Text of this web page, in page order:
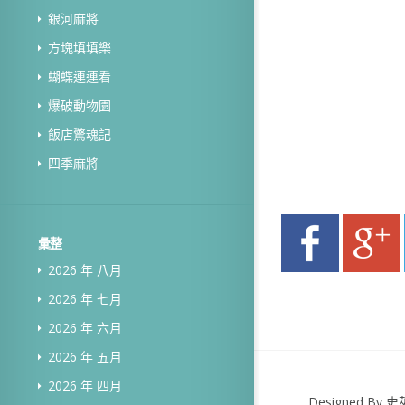
銀河麻將
方塊填填樂
蝴蝶連連看
爆破動物園
飯店驚魂記
四季麻將
彙整
2026 年 八月
2026 年 七月
2026 年 六月
2026 年 五月
2026 年 四月